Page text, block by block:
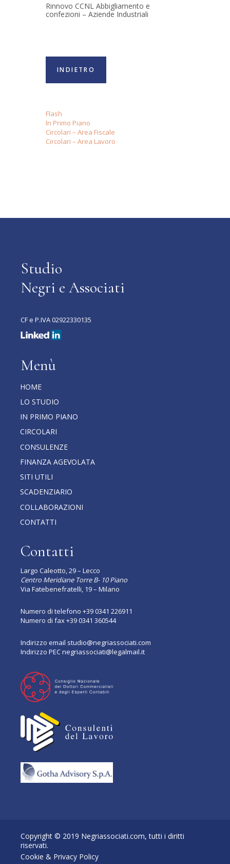
Rinnovo CCNL Abbigliamento e
confezioni – Aziende Industriali
INDIETRO
Flash
In Primo Piano
Circolari – Area Fiscale
Circolari – Area Lavoro
Studio
Negri e Associati
CF e P.IVA 02922330135
Menù
HOME
LO STUDIO
IN PRIMO PIANO
CIRCOLARI
CONSULENZE
FINANZA AGEVOLATA
SITI UTILI
SCADENZIARIO
COLLABORAZIONI
CONTATTI
Contatti
Largo Caleotto, 29 – Lecco
Centro Meridiane Torre B- 10 Piano
Via Fatebenefratelli, 19 – Milano
Numero di telefono +39 0341 226911
Numero di fax +39 0341 360544
Indirizzo email studio@negriassociati.com
Indirizzo PECnegriassociati@legalmail.it
Copyright © 2019 Negriassociati.com, tutti i diritti
riservati.
Cookie & Privacy Policy